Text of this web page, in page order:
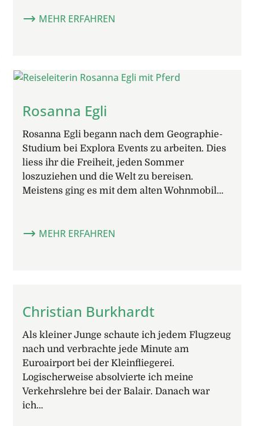
MEHR ERFAHREN
Rosanna Egli
Rosanna Egli begann nach dem Geographie-
Studium bei Explora Events zu arbeiten. Dies
liess ihr die Freiheit, jeden Sommer
loszuziehen und die Welt zu bereisen.
Meistens ging es mit dem alten Wohnmobil…
MEHR ERFAHREN
Christian Burkhardt
Als kleiner Junge schaute ich jedem Flugzeug
nach und verbrachte jede Minute am
Euroairport bei der Kleinfliegerei.
Logischerweise absolvierte ich meine
Verkehrslehre bei der Balair. Danach war
ich…